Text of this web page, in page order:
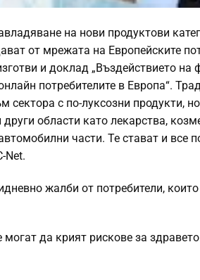
на нови продуктови
от мрежата на Европейските
и доклад „Въздействието
потребителите в Европа“.
сектора с по-луксозни продукти,
области като лекарства,
части. Те стават и все
Net.
жалби от потребители,
да крият рискове за